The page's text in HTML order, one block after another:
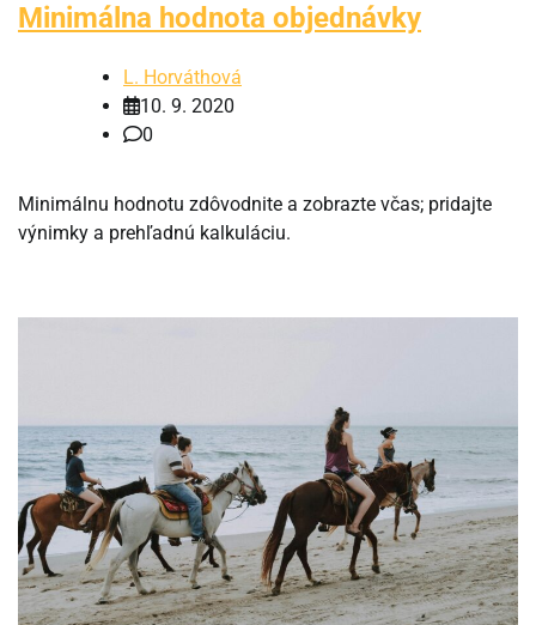
Minimálna hodnota objednávky
L. Horváthová
10. 9. 2020
0
Minimálnu hodnotu zdôvodnite a zobrazte včas; pridajte
výnimky a prehľadnú kalkuláciu.